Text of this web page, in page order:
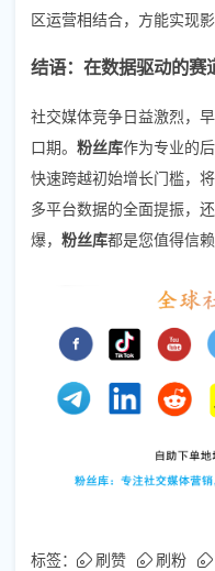
区运营相结合，方能实现
结语：在数据驱动的赛
社交媒体竞争日益激烈，
口期。 粉丝库作为专业的
快速跨越初始增长门槛，
多平台数据的全面提振，
爆， 粉丝库都是您值得信
标签： 刷赞 刷粉